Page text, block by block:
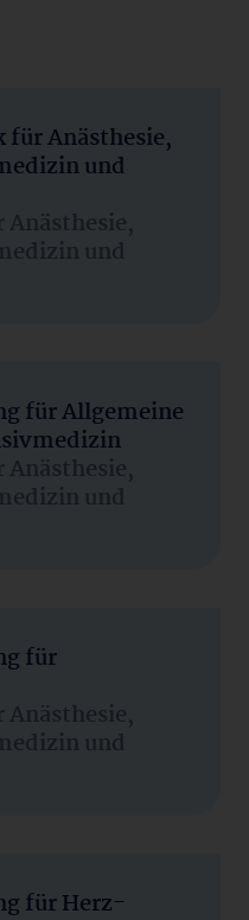
Anästhesie,
und
und
für Allgemeine
und
für
und
für Herz-